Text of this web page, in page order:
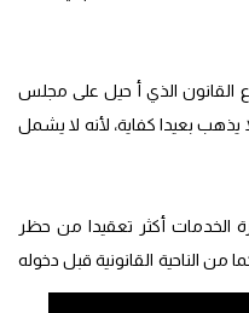
القانون الذي أ حيل على مجلس
يذهب بعيدا كفاية، لأنه لا يشمل
الخدمات أكثر تعقيدا من حظر
من الناحية القانونية قبل دخوله